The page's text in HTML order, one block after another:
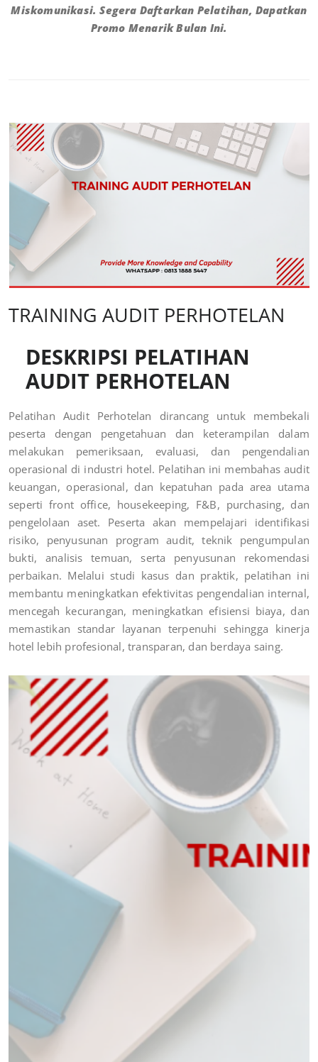
Miskomunikasi. Segera Daftarkan Pelatihan, Dapatkan
Promo Menarik Bulan Ini.
TRAINING AUDIT PERHOTELAN
DESKRIPSI PELATIHAN
AUDIT PERHOTELAN
Pelatihan Audit Perhotelan dirancang untuk membekali
peserta dengan pengetahuan dan keterampilan dalam
melakukan pemeriksaan, evaluasi, dan pengendalian
operasional di industri hotel. Pelatihan ini membahas audit
keuangan, operasional, dan kepatuhan pada area utama
seperti front office, housekeeping, F&B, purchasing, dan
pengelolaan aset. Peserta akan mempelajari identifikasi
risiko, penyusunan program audit, teknik pengumpulan
bukti, analisis temuan, serta penyusunan rekomendasi
perbaikan. Melalui studi kasus dan praktik, pelatihan ini
membantu meningkatkan efektivitas pengendalian internal,
mencegah kecurangan, meningkatkan efisiensi biaya, dan
memastikan standar layanan terpenuhi sehingga kinerja
hotel lebih profesional, transparan, dan berdaya saing.